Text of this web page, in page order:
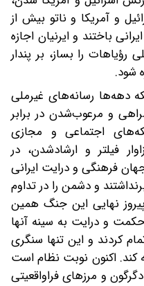
و آمریکا و ناتو بیش از
باختند و ایرنیان اجازه
رؤیاهات را بساز، بر پندار
شود.
دهه‌ها رسانه‌های غیرملی
و مرعوب‌شدن در برابر
اجتماعی و مجازی
فیلتر و ارشاد‌شدن، در
فرهنگی و درایت ایرانی
و دشمن را در تداوم
نهایی این جنگ همین
و درایت به سینه آنها
کردند و این تنها سنگری
کند. اکنون نوبت نظام است
و مرزهای فراواقعیتی